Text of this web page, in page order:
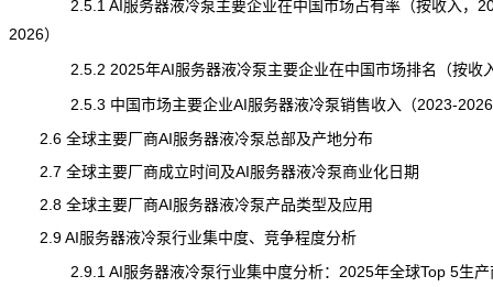
2.5.1 AI服务器液冷泵主要企业在中国市场占有率（按收入，
2026）
2.5.2 2025年AI服务器液冷泵主要企业在中国市场排名（按收
2.5.3 中国市场主要企业AI服务器液冷泵销售收入（2023-
2.6 全球主要厂商AI服务器液冷泵总部及产地分布
2.7 全球主要厂商成立时间及AI服务器液冷泵商业化日期
2.8 全球主要厂商AI服务器液冷泵产品类型及应用
2.9 AI服务器液冷泵行业集中度、竞争程度分析
2.9.1 AI服务器液冷泵行业集中度分析：2025年全球Top 5生产